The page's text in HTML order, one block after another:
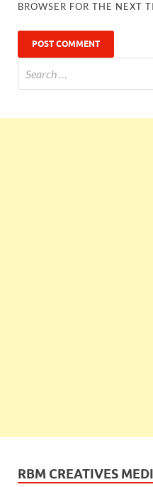
BROWSER FOR THE NEXT
RBM CREATIVES